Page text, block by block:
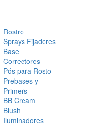
Rostro
Sprays Fijadores
Base
Correctores
Pós para Rosto
Prebases y
Primers
BB Cream
Blush
Iluminadores